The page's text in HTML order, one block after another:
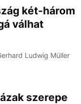
két-három
válhat
Ludwig Müller
szerepe